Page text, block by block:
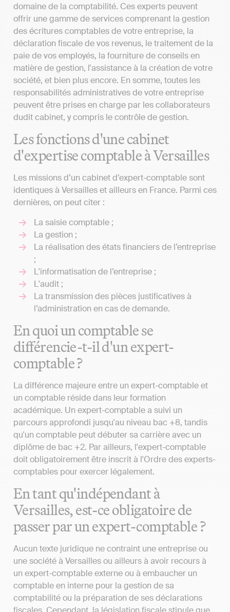
domaine de la comptabilité. Ces experts peuvent
offrir une gamme de services comprenant la gestion
des écritures comptables de votre entreprise, la
déclaration fiscale de vos revenus, le traitement de la
paie de vos employés, la fourniture de conseils en
matière de gestion, l'assistance à la création de votre
société, et bien plus encore. En somme, toutes les
responsabilités administratives de votre entreprise
peuvent être prises en charge par les collaborateurs
dudit cabinet, y compris le contrôle de gestion.
Les fonctions d'une cabinet
d'expertise comptable à Versailles
Les missions d’un cabinet d’expert-comptable sont
identiques à Versailles et ailleurs en France. Parmi ces
dernières, on peut citer :
La saisie comptable ;
La gestion ;
La réalisation des états financiers de l’entreprise
;
L'informatisation de l’entreprise ;
L'audit ;
La transmission des pièces justificatives à
l’administration en cas de demande.
En quoi un comptable se
différencie-t-il d'un expert-
comptable ?
La différence majeure entre un expert-comptable et
un comptable réside dans leur formation
académique. Un expert-comptable a suivi un
parcours approfondi jusqu'au niveau bac +8, tandis
qu'un comptable peut débuter sa carrière avec un
diplôme de bac +2. Par ailleurs, l'expert-comptable
doit obligatoirement être inscrit à l'Ordre des experts-
comptables pour exercer légalement.
En tant qu'indépendant à
Versailles, est-ce obligatoire de
passer par un expert-comptable ?
Aucun texte juridique ne contraint une entreprise ou
une société à Versailles ou ailleurs à avoir recours à
un expert-comptable externe ou à embaucher un
comptable en interne pour la gestion de sa
comptabilité ou la préparation de ses déclarations